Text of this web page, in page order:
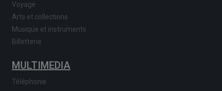
Voyage
Arts et collections
Musique et instruments
Billetterie
MULTIMEDIA
Téléphonie